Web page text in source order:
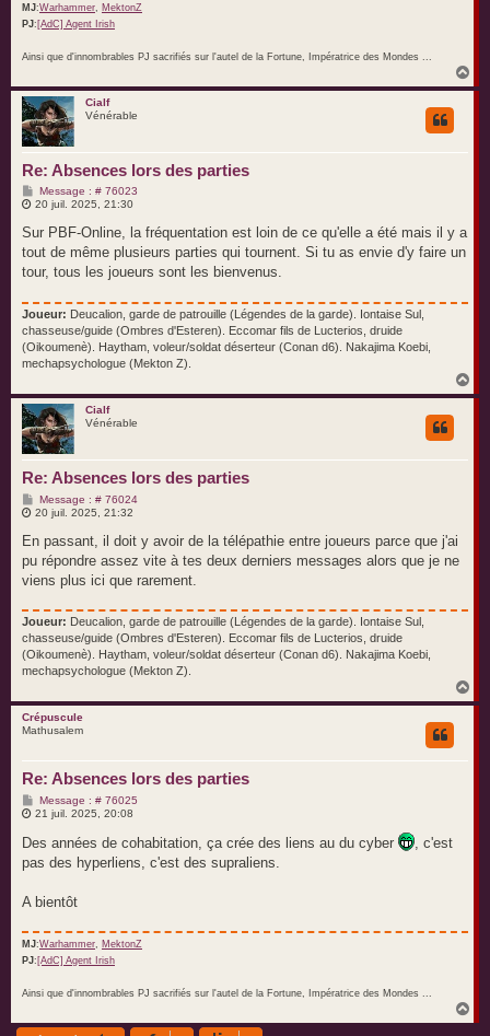
MJ:Warhammer
MektonZ
PJ: [AdC] Agent Irish
Ainsi que d'innombrables PJ sacrifiés sur l'autel de la Fortune, Impératrice des Mondes ...
a
Cialf
Vénérable
Re: Absences lors des parties
Message : # 76023M
s
g
e
20 juil. 2025, 21:30
Sur PBF-Online, la fréquentation est loin de ce qu'elle a été mais il y a
tout de même plusieurs parties qui tournent. Si tu as envie d'y faire un
tour, tous les joueurs sont les bienvenus.
Joueur: Deucalion, garde de patrouille (Légendes de la garde). Iontaise Sul,
chasseuse/guide (Ombres d'Esteren). Eccomar fils de Lucterios, druide
(Oikoumenè). Haytham, voleur/soldat déserteur (Conan d6). Nakajima Koebi,
mechapsychologue (Mekton Z).
a
Cialf
Vénérable
Re: Absences lors des parties
Message : # 76024M
s
a
g
e
20 juil. 2025, 21:32
En passant, il doit y avoir de la télépathie entre joueurs parce que j'ai
pu répondre assez vite à tes deux derniers messages alors que je ne
viens plus ici que rarement.
Joueur: Deucalion, garde de patrouille (Légendes de la garde). Iontaise Sul,
chasseuse/guide (Ombres d'Esteren). Eccomar fils de Lucterios, druide
(Oikoumenè). Haytham, voleur/soldat déserteur (Conan d6). Nakajima Koebi,
mechapsychologue (Mekton Z).
a
Crépuscule
Mathusalem
Re: Absences lors des parties
Message : # 76025M
s
a
g
21 juil. 2025, 20:08
Des années de cohabitation, ça crée des liens au du cyber
, c'est
pas des hyperliens, c'est des supraliens.
A bientôt
MJ:Warhammer, MektonZ
PJ: [AdC] Agent Irish
Ainsi que d'innombrables PJ sacrifiés sur l'autel de la Fortune, Impératrice des Mondes ...
a